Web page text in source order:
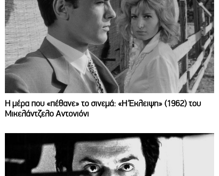
Η μέρα που «πέθανε» το σινεμά: «Η Έκλειψη» (1962) του
Μικελάντζελο Αντονιόνι